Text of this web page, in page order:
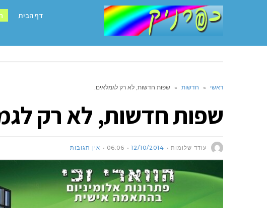
דף הבית
ראשי » חדשות » שפות חדשות, לא רק לגמלאים.
שפות חדשות, לא רק
עודד שלומות 12/10/2014
06:06 אין תגובות